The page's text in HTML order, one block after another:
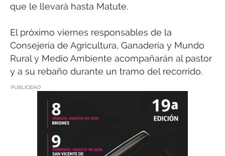
que le llevará hasta Matute.
El próximo viernes responsables de la
Consejería de Agricultura, Ganadería y Mundo
Rural y Medio Ambiente acompañarán al pastor
y a su rebaño durante un tramo del recorrido.
PUBLICIDAD